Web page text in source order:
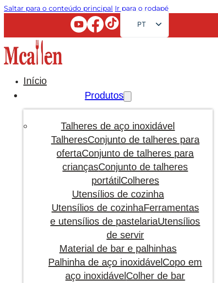
Saltar para o conteúdo principal Ir para o rodapé
PT
EN
ES
KO
Início
Produtos
Talheres de aço inoxidável
TalheresConjunto de talheres para
ofertaConjunto de talheres para
criançasConjunto de talheres
portátil Colheres
Utensílios de cozinha
Utensílios de cozinhaFerramentas
e utensílios de pastelariaUtensílios
de servir
Material de bar e palhinhas
Palhinha de aço inoxidável Copo em
aço inoxidável Colher de bar